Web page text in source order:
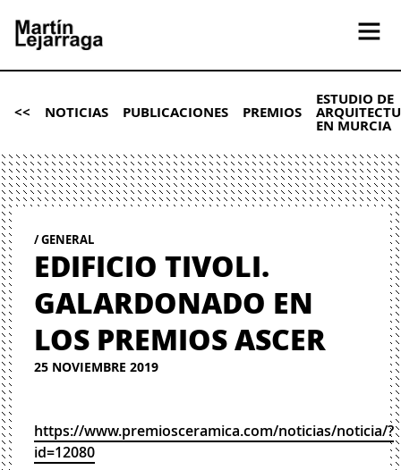
<< NOTICIAS PUBLICACIONES PREMIOS
ESTUDIO DE
EN MURCIA
GENERAL
EDIFICIO TIVOLI.
GALARDONADO EN
LOS PREMIOS ASCER
25 NOVIEMBRE 2019
https://www.premiosceramica.com/noticias/noticia/?
id=12080